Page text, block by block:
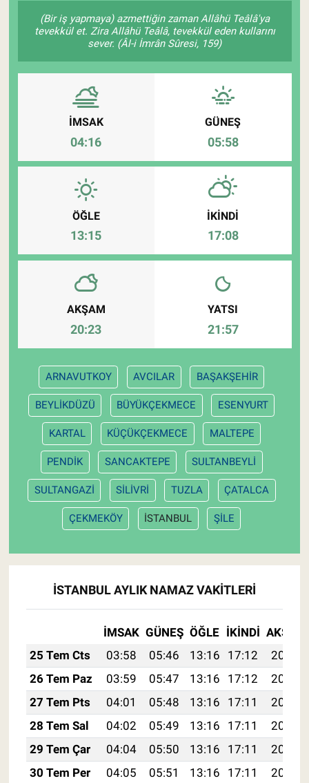
(Bir iş yapmaya) azmettiğin zaman Allâhü Teâlâ'ya
tevekkül et. Zira Allâhü Teâlâ, tevekkül eden kullarını
sever. (Âl-i İmrân Sûresi, 159)
İMSAK
04:16
GÜNEŞ
05:58
ÖĞLE
13:15
İKINDI
17:08
AKŞAM
20:23
YATSI
21:57
ARNAVUTKOY AVCILAR BAŞAKŞEHİR
BEYLİKDÜZÜ BÜYÜKÇEKMECE ESENYURT
KARTAL KÜÇÜKÇEKMECE MALTEPE
PENDİK SANCAKTEPE SULTANBEYLİ
SULTANGAZİ SİLİVRİ TUZLA ÇATALCA
ÇEKMEKÖY İSTANBUL ŞİLE
İSTANBUL AYLIK NAMAZ VAKITLERI
İMSAK GÜNEŞ ÖĞLE İKINDI AKŞAM
25 Tem Cts
03:58 05:46 13:16 17:12
20:35
26 Tem Paz
03:59 05:47 13:16 17:12
20:34
27 Tem Pts
04:01 05:48 13:16 17:11
20:33
28 Tem Sal
04:02 05:49 13:16 17:11
20:32
29 Tem Çar
04:04 05:50 13:16 17:11
20:31
30 Tem Per
04:05 05:51 13:16 17:11
20:30
Pankobirlik
Et fiyatları
Tarım Bilgisi
Yetiştirici Soruyor
Dünyada Tarım
Üretici Birlikleri
Şeker ve Şekerli Mamüller
Tahıllar ve Baklagiller
Tohum